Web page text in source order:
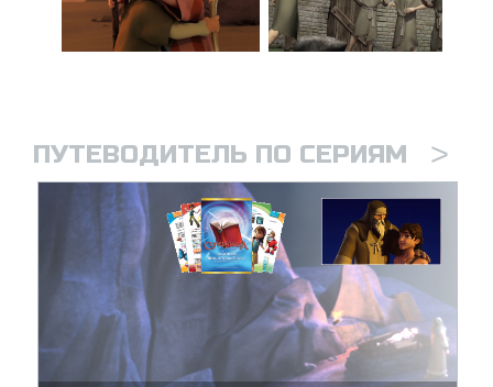
ПУТЕВОДИТЕЛЬ ПО СЕРИЯМ >